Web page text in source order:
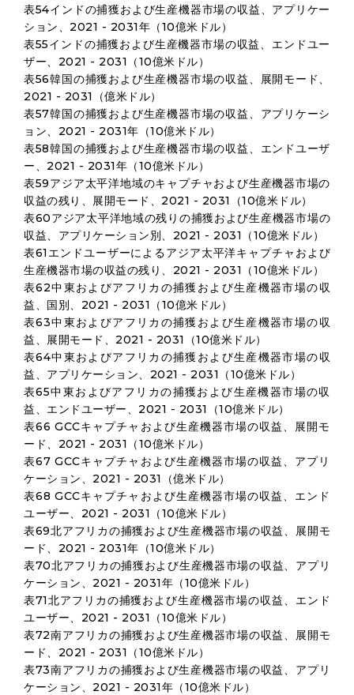
表54インドの捕獲および生産機器市場の収益、アプリケー
ション、2021 - 2031年（10億米ドル）
表55インドの捕獲および生産機器市場の収益、エンドユー
ザー、2021 - 2031（10億米ドル）
表56韓国の捕獲および生産機器市場の収益、展開モード、
2021 - 2031（億米ドル）
表57韓国の捕獲および生産機器市場の収益、アプリケーシ
ョン、2021 - 2031年（10億米ドル）
表58韓国の捕獲および生産機器市場の収益、エンドユーザ
ー、2021 - 2031年（10億米ドル）
表59アジア太平洋地域のキャプチャおよび生産機器市場の
収益の残り、展開モード、2021 - 2031（10億米ドル）
表60アジア太平洋地域の残りの捕獲および生産機器市場の
収益、アプリケーション別、2021 - 2031（10億米ドル）
表61エンドユーザーによるアジア太平洋キャプチャおよび
生産機器市場の収益の残り、2021 - 2031（10億米ドル）
表62中東およびアフリカの捕獲および生産機器市場の収
益、国別、2021 - 2031（10億米ドル）
表63中東およびアフリカの捕獲および生産機器市場の収
益、展開モード、2021 - 2031（10億米ドル）
表64中東およびアフリカの捕獲および生産機器市場の収
益、アプリケーション、2021 - 2031（10億米ドル）
表65中東およびアフリカの捕獲および生産機器市場の収
益、エンドユーザー、2021 - 2031（10億米ドル）
表66 GCCキャプチャおよび生産機器市場の収益、展開モ
ード、2021 - 2031（10億米ドル）
表67 GCCキャプチャおよび生産機器市場の収益、アプリ
ケーション、2021 - 2031（億米ドル）
表68 GCCキャプチャおよび生産機器市場の収益、エンド
ユーザー、2021 - 2031（10億米ドル）
表69北アフリカの捕獲および生産機器市場の収益、展開モ
ード、2021 - 2031年（10億米ドル）
表70北アフリカの捕獲および生産機器市場の収益、アプリ
ケーション、2021 - 2031年（10億米ドル）
表71北アフリカの捕獲および生産機器市場の収益、エンド
ユーザー、2021 - 2031（10億米ドル）
表72南アフリカの捕獲および生産機器市場の収益、展開モ
ード、2021 - 2031（10億米ドル）
表73南アフリカの捕獲および生産機器市場の収益、アプリ
ケーション、2021 - 2031年（10億米ドル）